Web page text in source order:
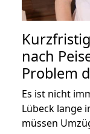
nach
Problem
Es ist nicht
Lübeck lange
müssen